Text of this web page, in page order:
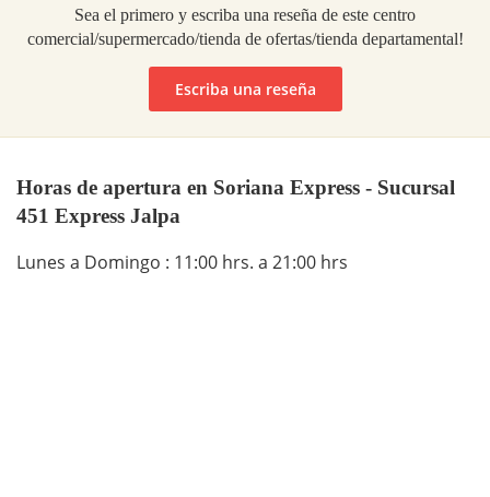
Sea el primero y escriba una reseña de este centro
comercial/supermercado/tienda de ofertas/tienda departamental!
Escriba una reseña
Horas de apertura en Soriana Express - Sucursal
451 Express Jalpa
Lunes a Domingo : 11:00 hrs. a 21:00 hrs